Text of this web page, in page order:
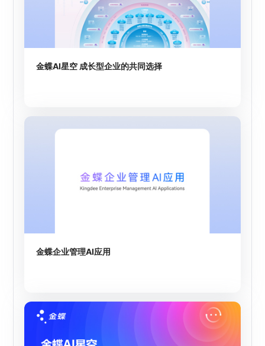
金蝶AI星空 成长型企业的共同选择
金蝶企业管理AI应用